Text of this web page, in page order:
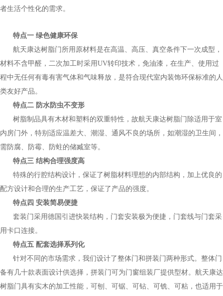
者生活个性化的需求。
特点一 绿色健康环保
航天康达树脂门所用原材料是在高温、高压、真空条件下一次成型，
材料不含甲醛，二次加工时采用UV转印技术，免油漆，在生产、使用过
程中无任何有毒有害气体和气味释放，是符合现代室内装饰环保标准的人
类友好产品。
特点二 防水防虫不变形
树脂制品具有木材和塑料的双重特性，故航天康达树脂门除适用于室
内房门外，特别适应温差大、潮湿、通风不良的场所，如潮湿的卫生间，
需防腐、防霉、防蛀的储臧室等。
特点三 结构合理强度高
特殊的行腔结构设计，保证了树脂材料理想的内部结构，加上优良的
配方设计和合理的生产工艺，保证了产品的强度。
特点四 安装简易便捷
套装门采用德国引进快装结构，门套安装极为便捷，门套线与门套采
用卡口连接。
特点五 配套选择系列化
针对不同的市场需求，我们设计了整体门和拼装门两种形式。整体门
备有几十款表面设计供选择，拼装门可为门窗组装厂提供型材。航天康达
树脂门具有实木的加工性能，可刨、可锯、可钻、可铣、可粘，也适用于